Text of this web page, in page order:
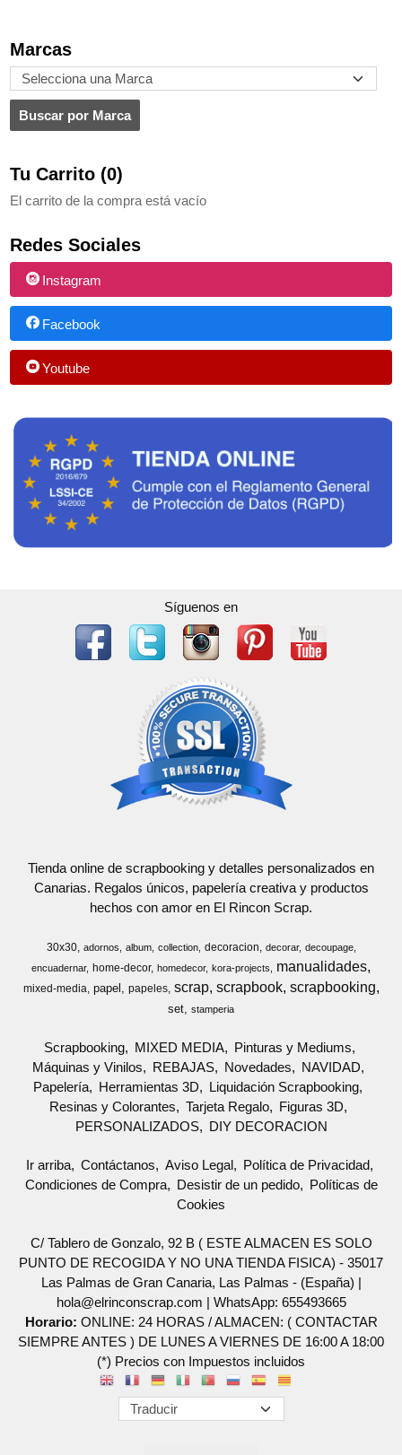
Marcas
Tu Carrito (0)
El carrito de la compra está vacío
Redes Sociales
Instagram
Facebook
Youtube
Síguenos en
Tienda online de scrapbooking y detalles personalizados en
Canarias. Regalos únicos, papelería creativa y productos
hechos con amor en El Rincon Scrap.
30x30 adornos album collection decoracion decorar
decoupage
encuadernar
home-decor homedecor kora-projects manualidades
mixed-media papel papeles scrap scrapbook scrapbooking
set stamperia
Scrapbooking MIXED MEDIA
Pinturas y Mediums
Máquinas y Vinilos
REBAJAS Novedades
NAVIDAD
Papelería
Herramientas 3D
Liquidación Scrapbooking
Resinas y Colorantes
Tarjeta Regalo
Figuras 3D
PERSONALIZADOS
DIY DECORACION
Ir arriba Contáctanos Aviso Legal
Política de Privacidad
Condiciones de Compra
Desistir de un pedido
Políticas de
Cookies
C/ Tablero de Gonzalo, 92 B ( ESTE ALMACEN ES SOLO
PUNTO DE RECOGIDA Y NO UNA TIENDA FISICA) - 35017
Las Palmas de Gran Canaria, Las Palmas - (España) |
hola@elrinconscrap.com | WhatsApp: 655493665
Horario: ONLINE: 24 HORAS / ALMACEN: ( CONTACTAR
SIEMPRE ANTES ) DE LUNES A VIERNES DE 16:00 A 18:00
(*) Precios con Impuestos incluidos